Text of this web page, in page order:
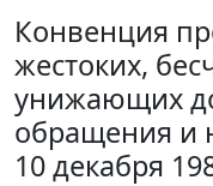
Конвенция
жестоких,
унижающих
обращения и
10 декабря